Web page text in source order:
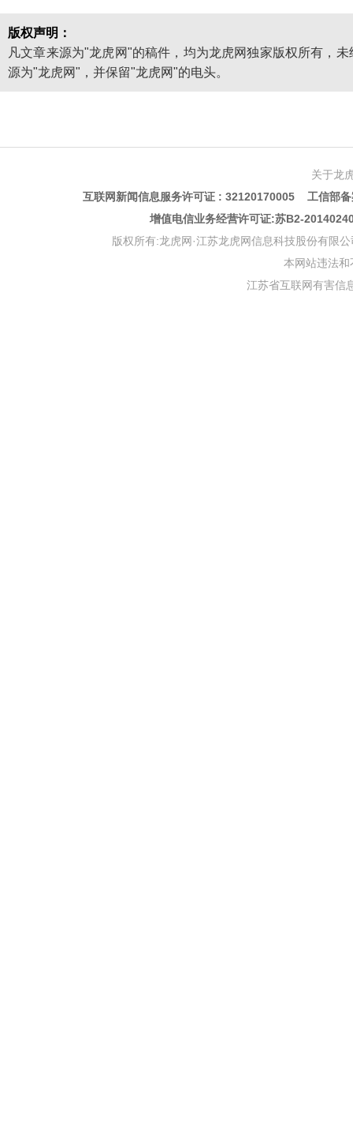
版权声明：
凡文章来源为"龙虎网"的稿件，均为龙虎网独家版权所有，
源为"龙虎网"，并保留"龙虎网"的电头。
关于龙
互联网新闻信息服务许可证 : 32120170005 工信部
增值电信业务经营许可证:苏B2-
版权所有:龙虎网·江苏龙虎网信息科技股份有限
本网站违法
江苏省互联网有害